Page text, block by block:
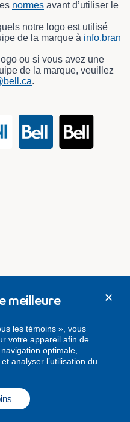
normes avant d’utiliser le
notre logo est utilisé
de la marque à info.bran
ou si vous avez une
de la marque, veuillez
.
Paramètres des
meilleure
les témoins », vous
votre appareil afin de
optimale,
analyser l’utilisation du